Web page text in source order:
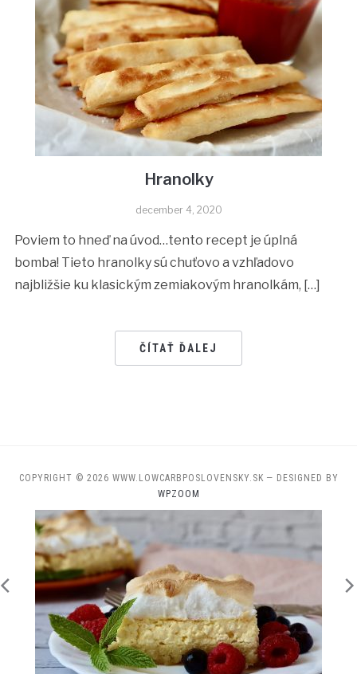
Hranolky
december 4, 2020
Poviem to hneď na úvod…tento recept je úplná
bomba! Tieto hranolky sú chuťovo a vzhľadovo
najbližšie ku klasickým zemiakovým hranolkám, […]
ČÍTAŤ ĎALEJ
COPYRIGHT © 2026 WWW.LOWCARBPOSLOVENSKY.SK — DESIGNED BY
WPZOOM